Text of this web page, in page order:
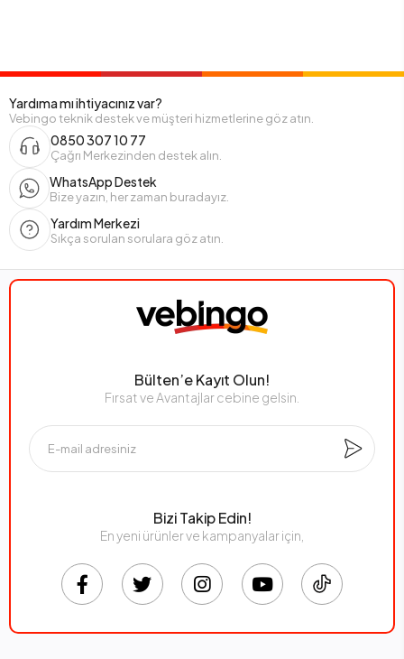
Yardıma mı ihtiyacınız var?
Vebingo teknik destek ve müşteri hizmetlerine göz atın.
0850 307 10 77
Çağrı Merkezinden destek alın.
WhatsApp Destek
Bize yazın, her zaman buradayız.
Yardım Merkezi
Sıkça sorulan sorulara göz atın.
Bülten’e Kayıt Olun!
Fırsat ve Avantajlar cebine gelsin.
Bizi Takip Edin!
En yeni ürünler ve kampanyalar için,